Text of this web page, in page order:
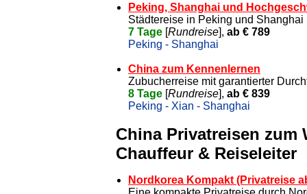
Peking, Shanghai und
Städtereise in Peking und
7 Tage [Rundreise], ab € 789
Peking - Shanghai
China zum Kennenlernen
Zubucherreise mit garantierter
8 Tage [Rundreise], ab € 839
Peking - Xian - Shanghai
China Privatreisen zum
Chauffeur & Reiseleiter
Nordkorea Kompakt (Privatreise